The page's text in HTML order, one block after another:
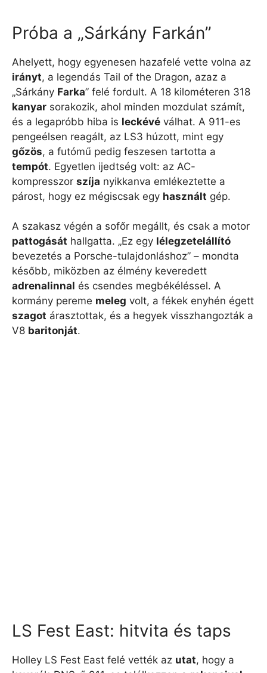
Próba a „Sárkány Farkán”
Ahelyett, hogy egyenesen hazafelé vette volna az
irányt, a legendás Tail of the Dragon, azaz a
„Sárkány Farka” felé fordult. A 18 kilométeren 318
kanyar sorakozik, ahol minden mozdulat számít,
és a legapróbb hiba is leckévé válhat. A 911-es
pengeélsen reagált, az LS3 húzott, mint egy
gőzös, a futómű pedig feszesen tartotta a
tempót. Egyetlen ijedtség volt: az AC-
kompresszor szíja nyikkanva emlékeztette a
párost, hogy ez mégiscsak egy használt gép.
A szakasz végén a sofőr megállt, és csak a motor
pattogását hallgatta. „Ez egy lélegzetelállító
bevezetés a Porsche-tulajdonláshoz” – mondta
később, miközben az élmény keveredett
adrenalinnal és csendes megbékéléssel. A
kormány pereme meleg volt, a fékek enyhén égett
szagot árasztottak, és a hegyek visszhangozták a
V8 baritonját.
LS Fest East: hitvita és taps
Holley LS Fest East felé vették az utat, hogy a